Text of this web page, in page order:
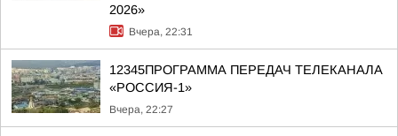
2026»
Вчера, 22:31
12345ПРОГРАММА ПЕРЕДАЧ ТЕЛЕКАНАЛА
«РОССИЯ-1»
Вчера, 22:27